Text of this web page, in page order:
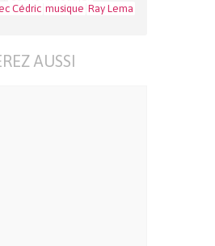
Cédric musique Ray Lema
AUSSI